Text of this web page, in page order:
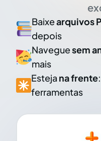
Baixearquivos
depois
Naveguesem
mais
Esteja na frente
ferramentas